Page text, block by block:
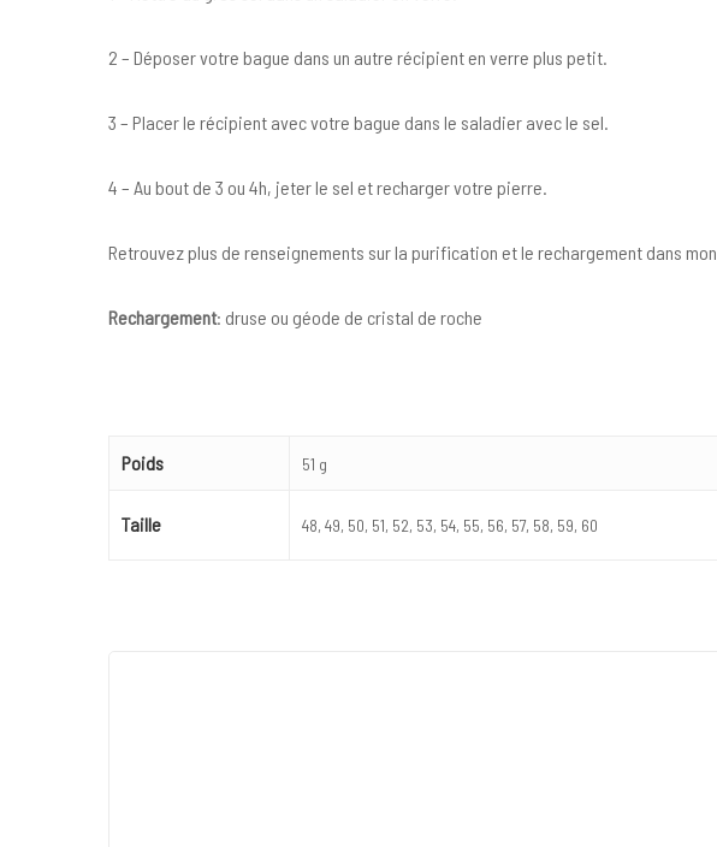
2 – Déposer votre bague dans un autre récipient en verre plus petit.
3 – Placer le récipient avec votre bague dans le saladier avec le sel.
4 – Au bout de 3 ou 4h, jeter le sel et recharger votre pierre.
Retrouvez plus de renseignements sur la purification et le rechargement dans mon
Rechargement: druse ou géode de cristal de roche
Poids 51 g
Taille 48, 49, 50, 51, 52, 53, 54, 55, 56, 57, 58, 59, 60